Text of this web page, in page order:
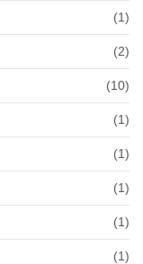
(1)
(2)
(10)
(1)
(1)
(1)
(1)
(1)